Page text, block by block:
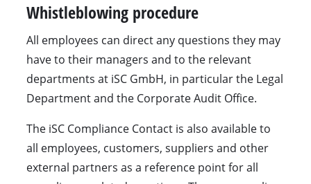
Whistleblowing procedure
All employees can direct any questions they may
have to their managers and to the relevant
departments at iSC GmbH, in particular the Legal
Department and the Corporate Audit Office.
The iSC Compliance Contact is also available to
all employees, customers, suppliers and other
external partners as a reference point for all